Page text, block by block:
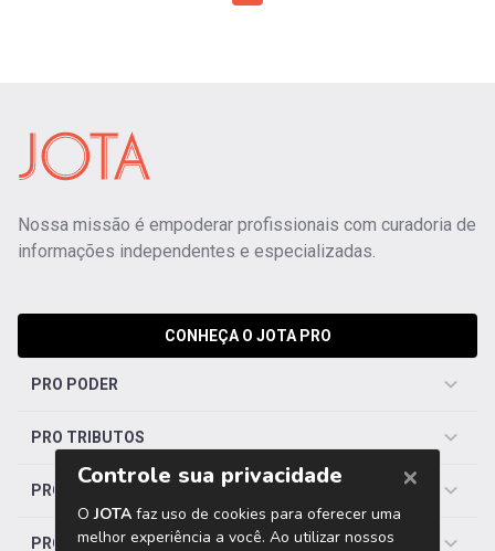
Nossa missão é empoderar profissionais com curadoria de
informações independentes e especializadas.
CONHEÇA O JOTA PRO
PRO PODER
PRO TRIBUTOS
PRO TRABALHISTA
PRO SAÚDE